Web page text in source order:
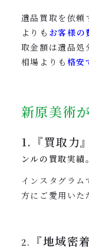
遺品買取を依頼
よりも お客様の
取金額は遺品処
相場よりも 格安
新原美術
1.『買取力
ンルの買取実績。
インスタグラム
方にご愛用いた
2. 『地域密着